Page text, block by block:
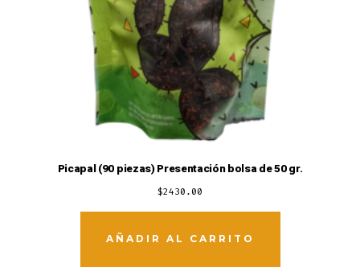
Picapal (90 piezas) Presentación bolsa de 50 gr.
$2430.00
AÑADIR AL CARRITO